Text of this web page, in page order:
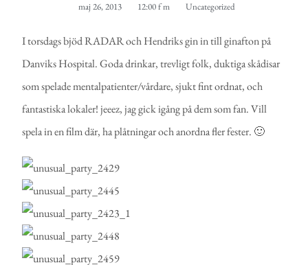
maj 26, 2013 12:00 f m Uncategorized
I torsdags bjöd RADAR och Hendriks gin in till ginafton på
Danviks Hospital. Goda drinkar, trevligt folk, duktiga skådisar
som spelade mentalpatienter/vårdare, sjukt fint ordnat, och
fantastiska lokaler! jeeez, jag gick igång på dem som fan. Vill
spela in en film där, ha plåtningar och anordna fler fester. 🙂